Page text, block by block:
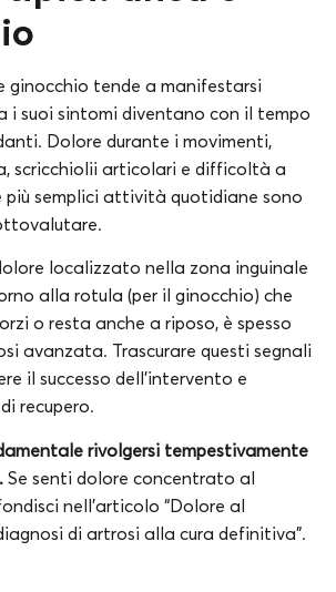
ginocchio tende a manifestarsi
i suoi sintomi diventano con il tempo
Dolore durante i movimenti,
scricchiolii articolari e difficoltà a
più semplici attività quotidiane sono
localizzato nella zona inguinale
alla rotula (per il ginocchio) che
o resta anche a riposo, è spesso
avanzata. Trascurare questi segnali
il successo dell’intervento e
recupero.
rivolgersi tempestivamente
Se senti dolore concentrato al
nell’articolo “Dolore al
di artrosi alla cura definitiva”.